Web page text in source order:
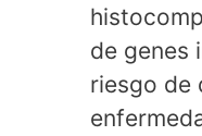
de genes
riesgo de